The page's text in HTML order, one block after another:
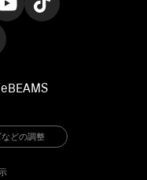
どの調整